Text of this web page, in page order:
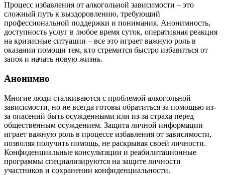
Процесс избавления от алкогольной зависимости – это
сложный путь к выздоровлению, требующий
профессиональной поддержки и понимания. Анонимность,
доступность услуг в любое время суток, оперативная реакция
на кризисные ситуации – все это играет важную роль в
оказании помощи тем, кто стремится быстро избавиться от
запоя и начать новую жизнь.
Анонимно
Многие люди сталкиваются с проблемой алкогольной
зависимости, но не всегда готовы обратиться за помощью из-
за опасений быть осужденными или из-за страха перед
общественным осуждением. Защита личной информации
играет важную роль в процессе избавления от зависимости,
позволяя получить помощь, не раскрывая своей личности.
Конфиденциальные консультации и реабилитационные
программы специализируются на защите личности
участников и сохранении конфиденциальности.